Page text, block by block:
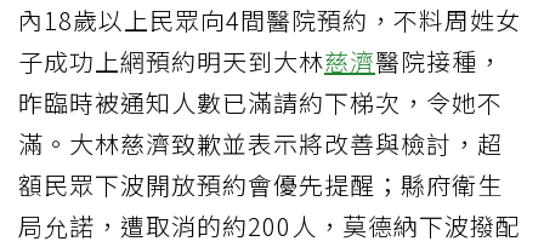
內18歲以上民眾向4間醫院預約，不料周姓女
子成功上網預約明天到大林慈濟醫院接種，
昨臨時被通知人數已滿請約下梯次，令她不
滿。大林慈濟致歉並表示將改善與檢討，超
額民眾下波開放預約會優先提醒；縣府衛生
局允諾，遭取消的約200人，莫德納下波撥配